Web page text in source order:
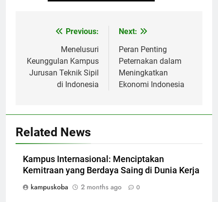
navigation
Previous:
Menelusuri
Keunggulan Kampus
Jurusan Teknik Sipil
di Indonesia
Next:
Peran Penting
Peternakan dalam
Meningkatkan
Ekonomi Indonesia
Related News
Kampus Internasional: Menciptakan
Kemitraan yang Berdaya Saing di Dunia Kerja
kampuskoba
2 months ago 0